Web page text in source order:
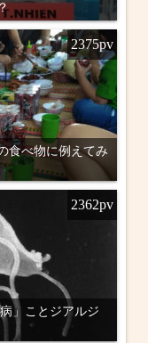
食べ物に例えてみ
2375pv
」ことジアルジ
2362pv